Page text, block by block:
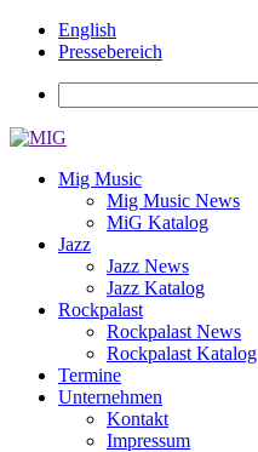
English
Pressebereich
Mig Music
Mig Music News
MiG Katalog
Jazz
Jazz News
Jazz Katalog
Rockpalast
Rockpalast News
Rockpalast Katalog
Termine
Unternehmen
Kontakt
Impressum